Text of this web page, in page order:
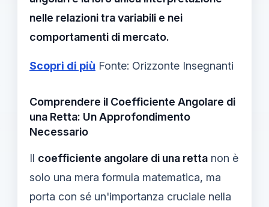
nelle relazioni tra variabili e nei
comportamenti di mercato.
Scopri di più Fonte: Orizzonte Insegnanti
Comprendere il Coefficiente Angolare di
una Retta: Un Approfondimento
Necessario
Il coefficiente angolare di una retta non è
solo una mera formula matematica, ma
porta con sé un'importanza cruciale nella